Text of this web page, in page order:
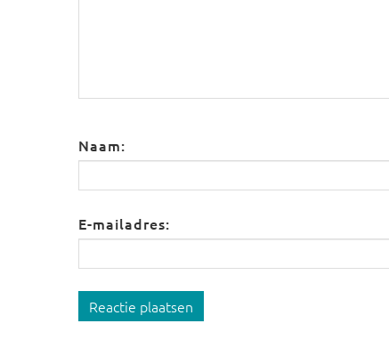
Naam:
E-mailadres:
Reactie plaatsen